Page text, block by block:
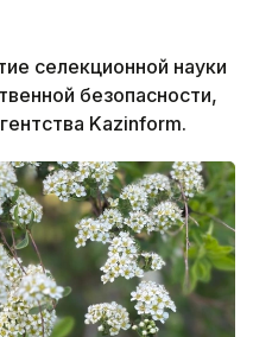
селекционной науки
безопасности,
Kazinform.